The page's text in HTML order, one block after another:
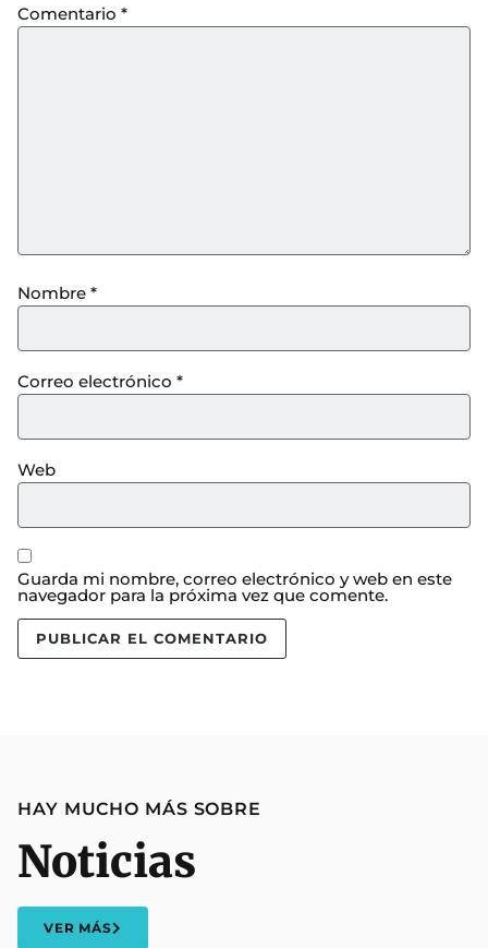
Comentario *
Nombre *
Correo electrónico *
Web
Guarda mi nombre, correo electrónico y web en este
navegador para la próxima vez que comente.
HAY MUCHO MÁS SOBRE
Noticias
VER MÁS